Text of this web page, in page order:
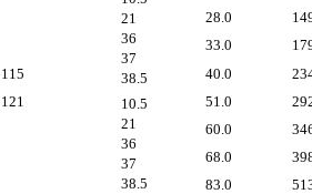
21
36
37
38.5
28.0
33.0
115 40.0
121
10.5
21
36
37
38.5
51.0
60.0
68.0
83.0